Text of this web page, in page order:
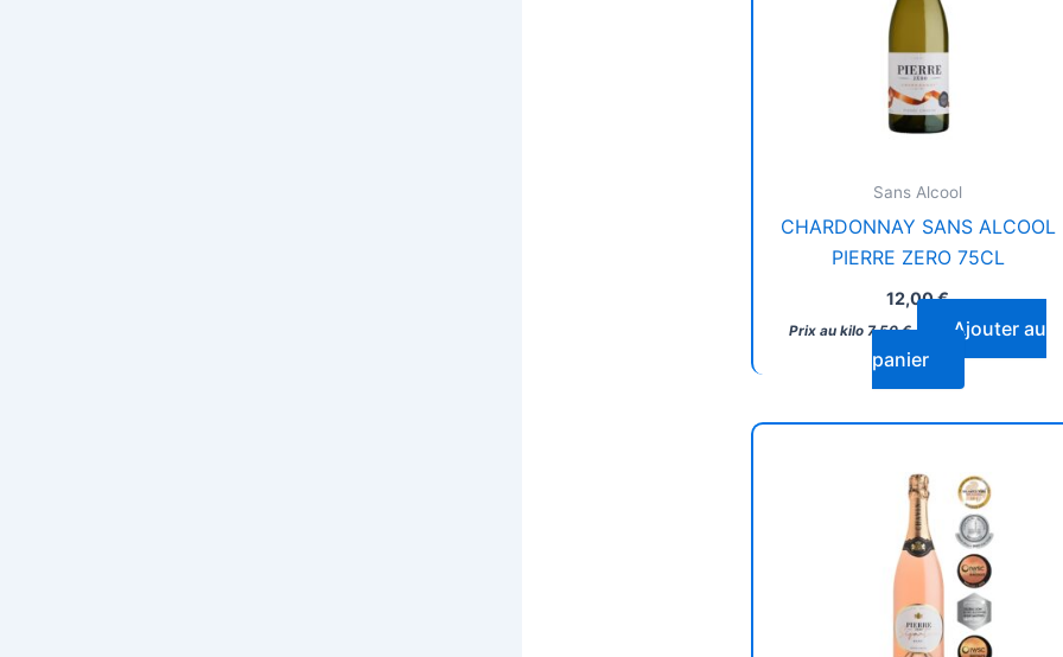
Sans Alcool
CHARDONNAY SANS ALCOOL
PIERRE ZERO 75CL
12,00€
Prix au kilo 7,50€
Ajouter au
panier